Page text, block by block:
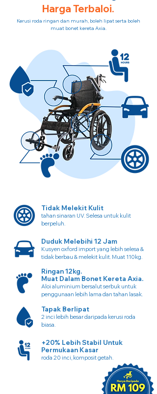
Harga Terbaloi.
Kerusi roda ringan dan murah, boleh lipat serta boleh
muat bonet kereta Axia.
Tidak Melekit Kulit
tahan sinaran UV. Selesa untuk kulit
berpeluh.
Duduk Melebihi 12 Jam
Kusyen oxford import yang lebih selesa &
tidak berbau & melekit kulit. Muat 110kg.
Ringan 12kg.
Muat Dalam Bonet Kereta Axia.
Aloi aluminium bersalut serbuk untuk
penggunaan lebih lama dan tahan lasak.
Tapak Berlipat
2 inci lebih besar daripada kerusi roda
biasa.
+20% Lebih Stabil Untuk
Permukaan Kasar
roda 20 inci, komposit getah.